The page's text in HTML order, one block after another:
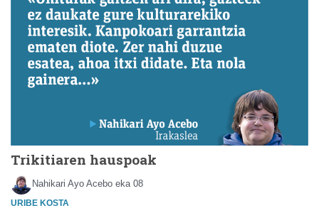
Trikitiaren hauspoak
Nahikari Ayo Acebo eka 08
URIBE KOSTA